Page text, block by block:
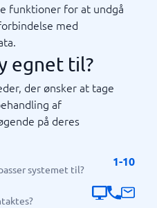
funktioner for at undgå
med
egnet til?
der ønsker at tage
af
på deres
systemet til?
1-10